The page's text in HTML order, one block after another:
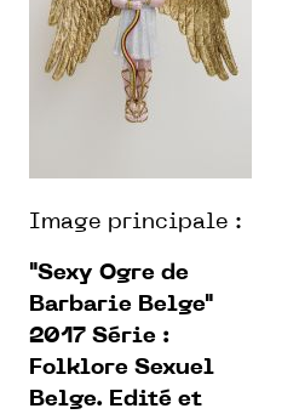
Image principale :
"Sexy Ogre de
Barbarie Belge"
2017 Série :
Folklore Sexuel
Belge. Edité et